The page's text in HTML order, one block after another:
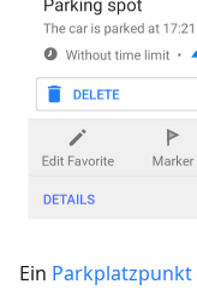
Ein Parkplatzpunkt